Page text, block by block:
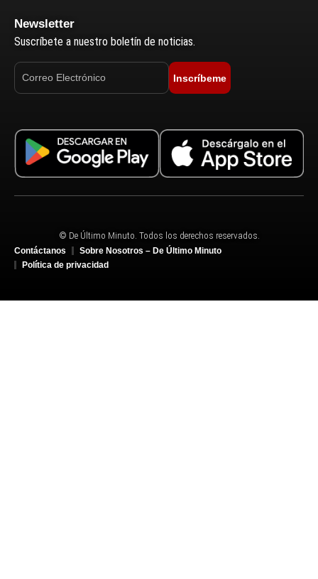
Newsletter
Suscríbete a nuestro boletín de noticias.
Inscríbeme
© De Último Minuto. Todos los derechos reservados.
Contáctanos
Sobre Nosotros – De Último Minuto
Política de privacidad